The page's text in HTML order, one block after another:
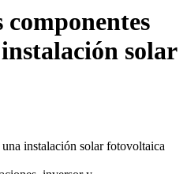
componentes
solar
instalación solar fotovoltaica